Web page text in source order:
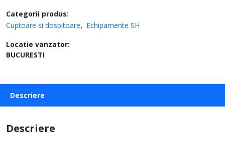
Categorii produs:
Cuptoare si dospitoare
Echipamente SH
Locatie vanzator:
BUCURESTI
Descriere
Descriere